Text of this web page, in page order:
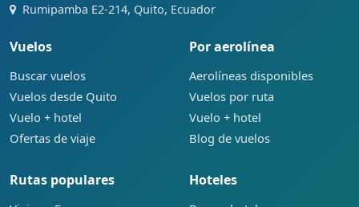
Rumipamba E2-214, Quito, Ecuador
Vuelos
Buscar vuelos
Vuelos desde Quito
Vuelo + hotel
Ofertas de viaje
Por aerolínea
Aerolíneas disponibles
Vuelos por ruta
Vuelo + hotel
Blog de vuelos
Rutas populares Hoteles